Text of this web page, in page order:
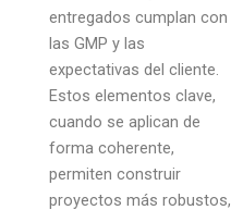
entregados cumplan con
las GMP y las
expectativas del cliente.
Estos elementos clave,
cuando se aplican de
forma coherente,
permiten construir
proyectos más robustos,